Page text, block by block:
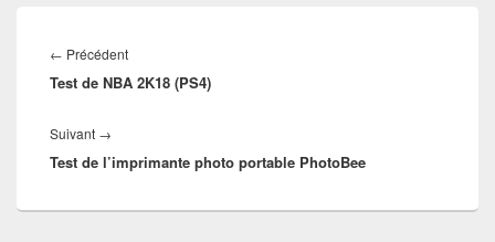
de
l’article
← PrécédentArticle
précédent :
Test de NBA 2K18 (PS4)
Suivant →
suivant :
Test de l’imprimante photo portable PhotoBee